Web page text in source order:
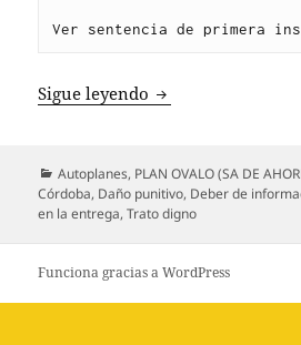
Ver sentencia de primera
Sigue leyendo REINANTE c.
Categorías
Autoplanes, PLAN OVALO (SA DE
Córdoba, Daño punitivo, Deber de
en la entrega,Trato digno
Funciona gracias a WordPress